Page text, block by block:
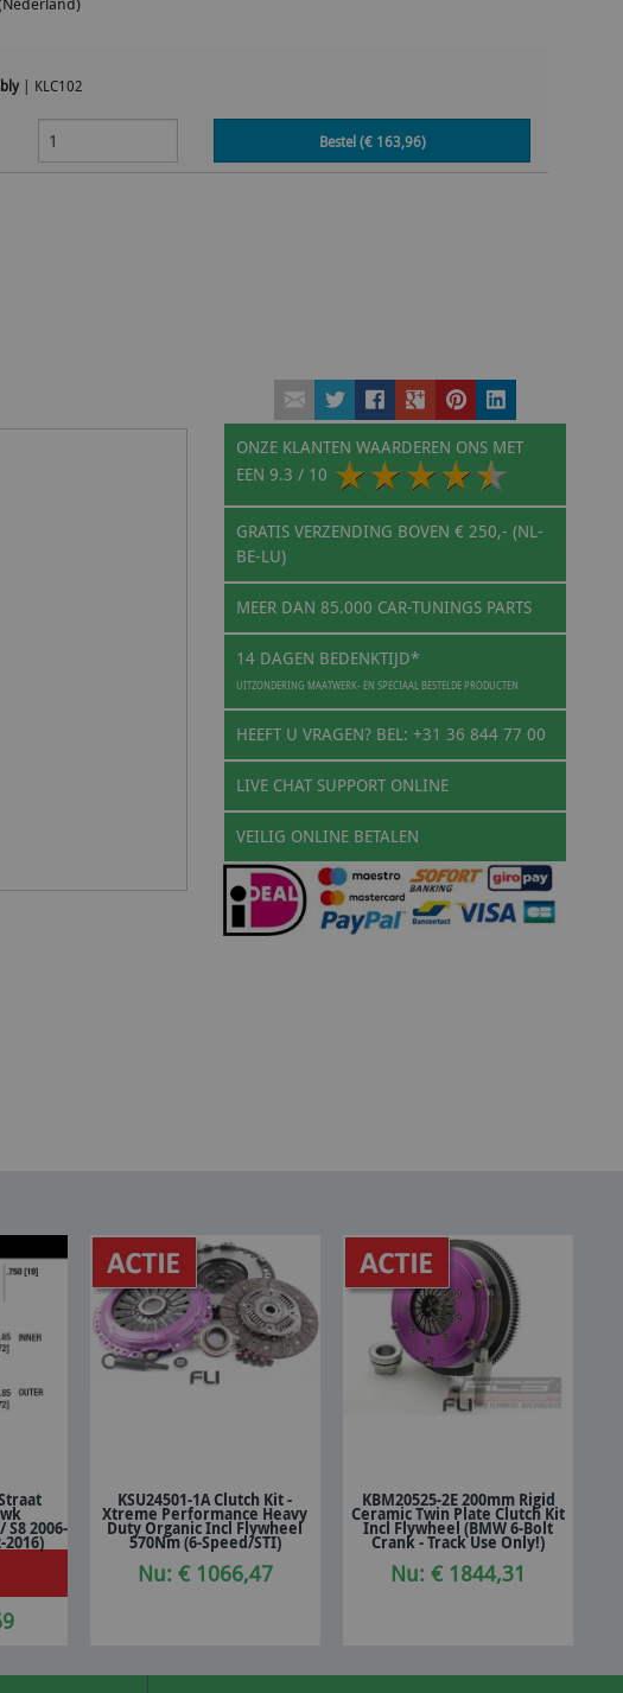
| KLC102
Bestel (€ 163,96)
ONZE KLANTEN WAARDEREN ONS MET
EEN 9.3 / 10
GRATIS VERZENDING BOVEN € 250,- (NL-
BE-LU)
MEER DAN 85.000 CAR-TUNINGS PARTS
14 DAGEN BEDENKTIJD*
UITZONDERING MAATWERK- EN SPECIAAL BESTELDE PRODUCTEN
HEEFT U VRAGEN? BEL: +31 36 844 77 00
LIVE CHAT SUPPORT ONLINE
VEILIG ONLINE BETALEN
2006-
2016)
In winkelwagen
KSU24501-1A Clutch Kit -
Xtreme Performance Heavy
Duty Organic Incl Flywheel
570Nm (6-Speed/STI)
Nu: € 1066,47
In winkelwagen
KBM20525-2E 200mm Rigid
Ceramic Twin Plate Clutch Kit
Incl Flywheel (BMW 6-Bolt
Crank - Track Use Only!)
Nu: € 1844,31